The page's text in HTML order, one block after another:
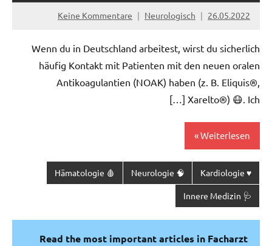
26.05.2022
Neurologisch
Keine Kommentare
Wenn du in Deutschland arbeitest, wirst du sicherlich
häufig Kontakt mit Patienten mit den neuen oralen
Antikoagulantien (NOAK) haben (z. B. Eliquis®,
Xarelto®) 😷. Ich […]
Weiterlesen
♥️ Kardiologie
🧠 Neurologie
🩸 Hämatologie
🩺 Innere Medizin
Read the most important articles in Facharzt